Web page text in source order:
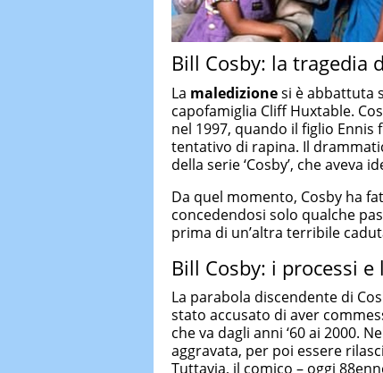
Bill Cosby: la tragedia
La maledizionesi è abbattuta
capofamiglia Cliff Huxtable.
nel 1997, quando il figlio
tentativo di rapina. Il
della serie ‘Cosby’, che aveva
Da quel momento, Cosby ha
concedendosi solo qualche
prima di un’altra terribile
Bill Cosby: i processi
La parabola discendente di
stato accusato di aver
che va dagli anni ‘60 ai 2000.
aggravata, per poi essere
Tuttavia, il comico – oggi